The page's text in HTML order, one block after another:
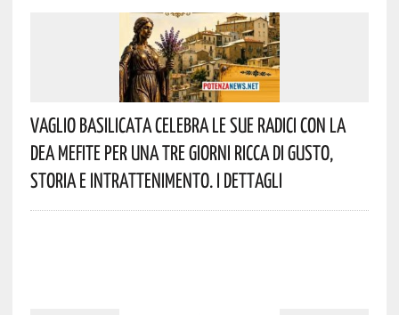
Vaglio Basilicata Celebra Le Sue Radici Con La
Dea Mefite Per Una Tre Giorni Ricca Di Gusto,
Storia E Intrattenimento. I Dettagli